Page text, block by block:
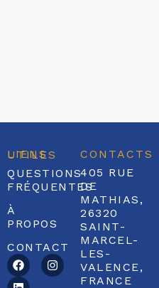
LIENS UTILES
QUESTIONS
FRÉQUENTES
À
PROPOS
CONTACT
CONTACTS
405 RUE
DE
MATHIAS,
26320
SAINT-
MARCEL-
LES-
VALENCE,
FRANCE